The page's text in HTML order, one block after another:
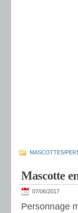
MASCOTTES/
Mascotte
07/06/2017
Personnage